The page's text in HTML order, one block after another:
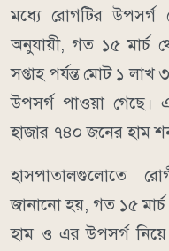
মধ্যে রোগটির উপসর্গ
অনুযায়ী, গত ১৫ মার্চ
সপ্তাহ পর্যন্ত মোট ১
উপসর্গ পাওয়া গেছে।
হাজার ৭৪০ জনের হাম
হাসপাতালগুলোতে
জানানো হয়, গত ১৫ মার্চ
হাম ও এর উপসর্গ